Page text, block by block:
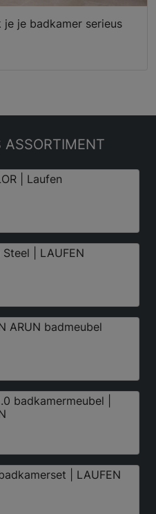
je badkamer serieus
ASSORTIMENT
| Laufen
| LAUFEN
ARUN badmeubel
badkamermeubel |
| LAUFEN